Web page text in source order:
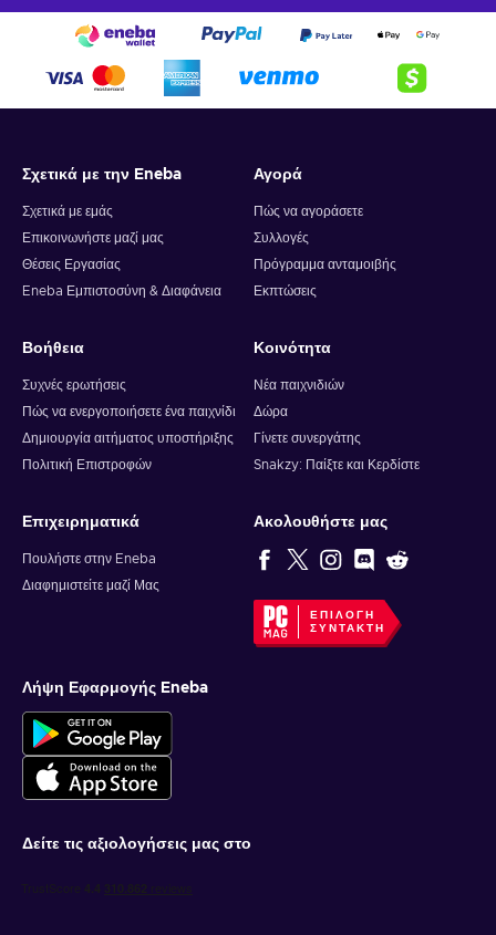
Σχετικά με την Eneba
Σχετικά με εμάς
Επικοινωνήστε μαζί μας
Θέσεις Εργασίας
Eneba Εμπιστοσύνη & Διαφάνεια
Αγορά
Πώς να αγοράσετε
Συλλογές
Πρόγραμμα ανταμοιβής
Εκπτώσεις
Βοήθεια
Συχνές ερωτήσεις
Πώς να ενεργοποιήσετε ένα παιχνίδι
Δημιουργία αιτήματος υποστήριξης
Πολιτική Επιστροφών
Κοινότητα
Νέα παιχνιδιών
Δώρα
Γίνετε συνεργάτης
Snakzy: Παίξτε και Κερδίστε
Επιχειρηματικά
Πουλήστε στην Eneba
Διαφημιστείτε μαζί Μας
Ακολουθήστε μας
ΕΠΙΛΟΓΉ
ΣΥΝΤΆΚΤΗ
Λήψη Εφαρμογής Eneba
Δείτε τις αξιολογήσεις μας στο